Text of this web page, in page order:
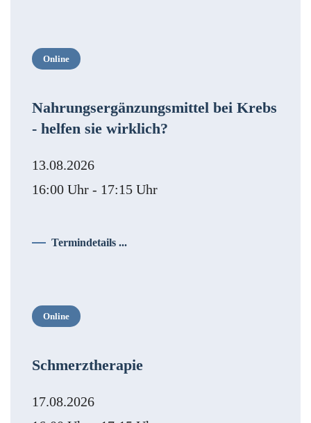
Online
Nahrungsergänzungsmittel bei Krebs
- helfen sie wirklich?
13.08.2026
16:00 Uhr - 17:15 Uhr
Termindetails ...
Online
Schmerztherapie
17.08.2026